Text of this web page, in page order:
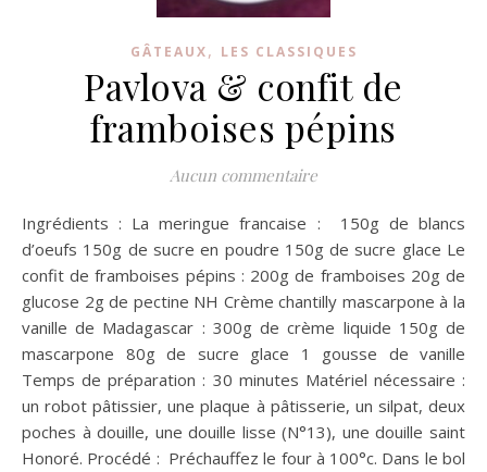
GÂTEAUX, LES CLASSIQUES
Pavlova & confit de
framboises pépins
Aucun commentaire
Ingrédients : La meringue francaise : 150g de blancs
d’oeufs 150g de sucre en poudre 150g de sucre glace Le
confit de framboises pépins : 200g de framboises 20g de
glucose 2g de pectine NH Crème chantilly mascarpone à la
vanille de Madagascar : 300g de crème liquide 150g de
mascarpone 80g de sucre glace 1 gousse de vanille
Temps de préparation : 30 minutes Matériel nécessaire :
un robot pâtissier, une plaque à pâtisserie, un silpat, deux
poches à douille, une douille lisse (N°13), une douille saint
Honoré. Procédé : Préchauffez le four à 100°c. Dans le bol